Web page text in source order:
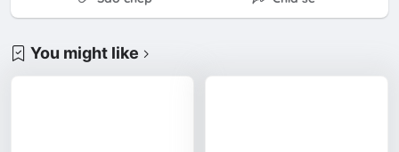
You might like